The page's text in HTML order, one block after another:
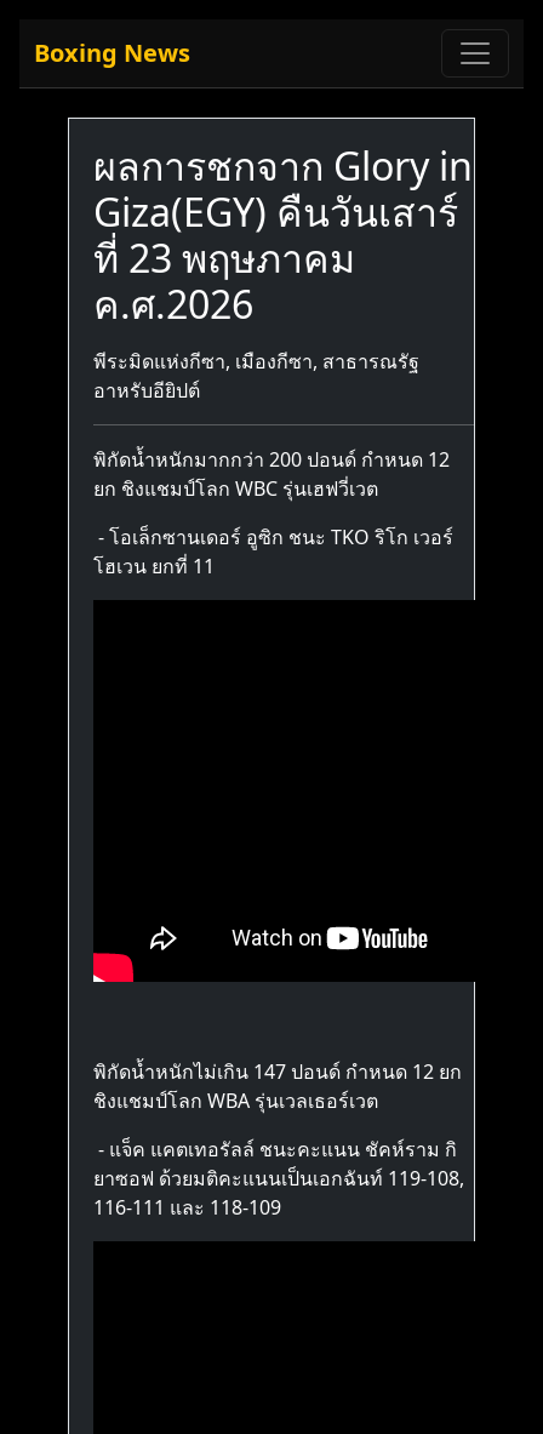
Boxing News
ผลการชกจาก Glory in
Giza(EGY) คืนวันเสาร์
ที่ 23 พฤษภาคม
ค.ศ.2026
พีระมิดแห่งกีซา, เมืองกีซา, สาธารณรัฐ
อาหรับอียิปต์
พิกัดน้ำหนักมากกว่า 200 ปอนด์ กำหนด 12
ยก ชิงแชมป์โลก WBC รุ่นเฮฟวี่เวต
- โอเล็กซานเดอร์ อูซิก ชนะ TKO ริโก เวอร์
โฮเวน ยกที่ 11
พิกัดน้ำหนักไม่เกิน 147 ปอนด์ กำหนด 12 ยก
ชิงแชมป์โลก WBA รุ่นเวลเธอร์เวต
- แจ็ค แคตเทอรัลล์ ชนะคะแนน ชัคห์ราม กิ
ยาซอฟ ด้วยมติคะแนนเป็นเอกฉันท์ 119-108,
116-111 และ 118-109